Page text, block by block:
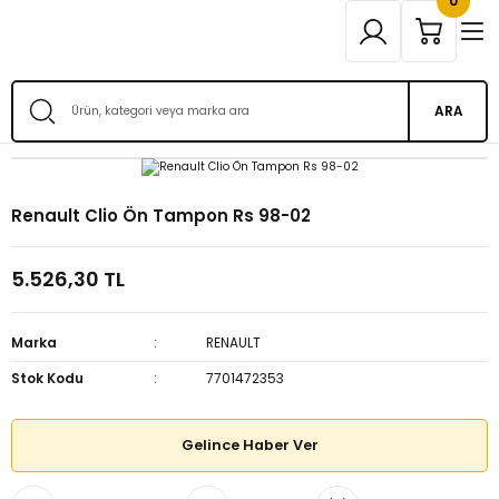
ARA
Renault Clio Ön Tampon Rs 98-02
5.526,30 TL
Marka
RENAULT
Stok Kodu
7701472353
Gelince Haber Ver